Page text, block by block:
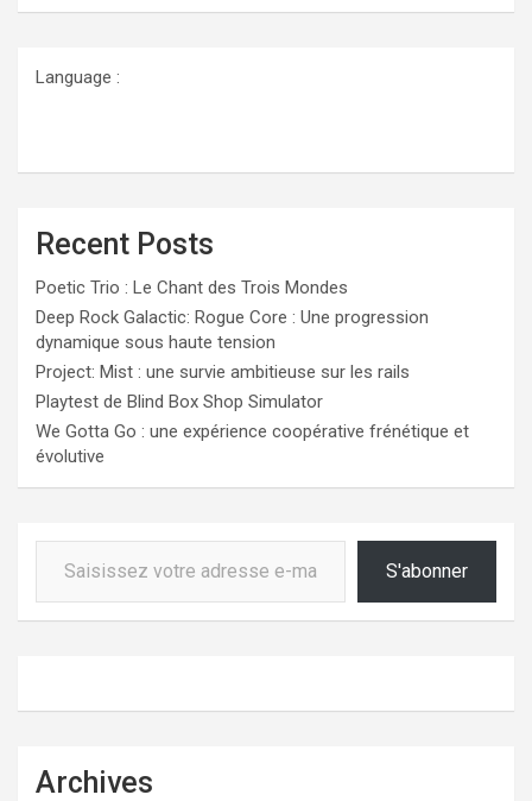
Language :
Recent Posts
Poetic Trio : Le Chant des Trois Mondes
Deep Rock Galactic: Rogue Core : Une progression
dynamique sous haute tension
Project: Mist : une survie ambitieuse sur les rails
Playtest de Blind Box Shop Simulator
We Gotta Go : une expérience coopérative frénétique et
évolutive
Saisissez votre adresse e-mail…
S'abonner
Archives